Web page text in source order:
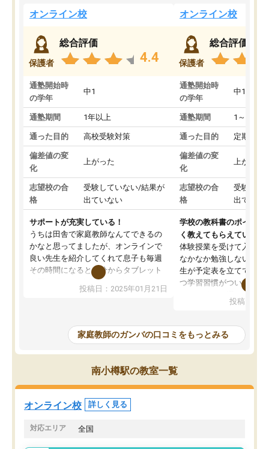
オンライン校
保護者
総合評価
4.4
通塾開始時
の学年
中1
通塾期間 1年以上
通った目的 高校受験対策
偏差値の変
化
上がった
志望校の合
格
受験していない/結果が
出ていない
サポートが充実している！
うちは田舎で家庭教師なんてできるの
かなと思ってましたが、オンラインで
良い先生を紹介してくれて息子も毎週
その時間になると自分からタブレット
を開いてzoomを繋げるようになりまし
た！5科目なんでもOKなのもとても気
めて1年ほどだった今では平均点以上の
科目が増えてきました！あと1年受験ま
であるので無料の週末教室を使用しな
がら頑張って欲しいと思います！
投稿日：2025年01月21日
オンライン校
保護者
総合評価
通塾開始時
の学年
中1
通塾期間 1～3ヵ月
通った目的 定期テス
偏差値の変
化
上がった
志望校の合
格
受験して
出ていな
学校の教科書のポイント
く教えてもらえている
体験授業を受けて入塾し
なかなか勉強しない息子
生が予定表を立ててくれ
つ学習習慣がついてきま
指導が無い日も予定表
問できるのでとても助か
投稿日：
家庭教師のガンバの口コミをもっとみる
南小樽駅の教室一覧
オンライン校 詳しく見る
対応エリア 全国